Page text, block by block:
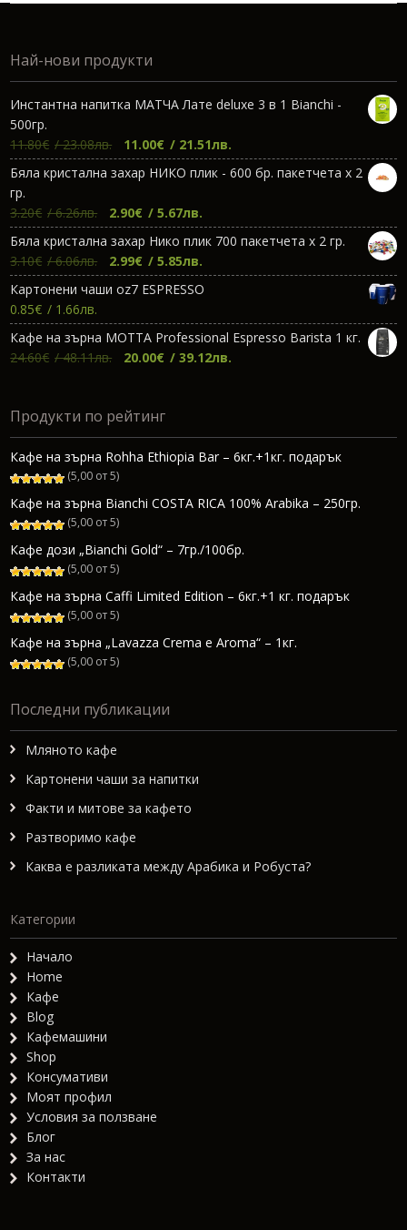
Най-нови продукти
Инстантна напитка МАТЧА Лате deluxe 3 в 1 Bianchi -
500гр.
11.80€ / 23.08лв.
Original
price
was:
11.00€ / 21.51лв.Текущата
цена
е:
Бяла кристална захар НИКО плик - 600 бр. пакетчета х 2
гр.
3.20€ / 6.26лв.
Original
price
was:
3.20€.
2.90€ / 5.67лв.Текущата
цена
е:
2.90€.
Бяла кристална захар Нико плик 700 пакетчета х 2 гр.
3.10€ / 6.06лв.
Original
price
was:
3.10€.
2.99€ / 5.85лв.Текущата
цена
е:
2.99€.
Картонени чаши oz7 ESPRESSO
0.85€ / 1.66лв.
Кафе на зърна МОТТА Professional Espresso Barista 1 кг.
24.60€ / 48.11лв.
Original
24.60€.
20.00€ / 39.12лв.Текущата
Продукти по рейтинг
Кафе на зърна Rohha Ethiopia Bar – 6кг.+1кг. подарък
(5,00 от 5)
Кафе на зърна Bianchi COSTA RICA 100% Arabika – 250гр.
(5,00 от 5)
Кафе дози „Bianchi Gold“ – 7гр./100бр.
(5,00 от 5)
Кафе на зърна Caffi Limited Edition – 6кг.+1 кг. подарък
(5,00 от 5)
Кафе на зърна „Lavazza Crema e Aroma“ – 1кг.
(5,00 от 5)
Последни публикации
Мляното кафе
Картонени чаши за напитки
Факти и митове за кафето
Разтворимо кафе
Каква е разликата между Арабика и Робуста?
Категории
Начало
Home
Кафе
Blog
Кафемашини
Shop
Консумативи
Моят профил
Условия за ползване
Блог
За нас
Контакти